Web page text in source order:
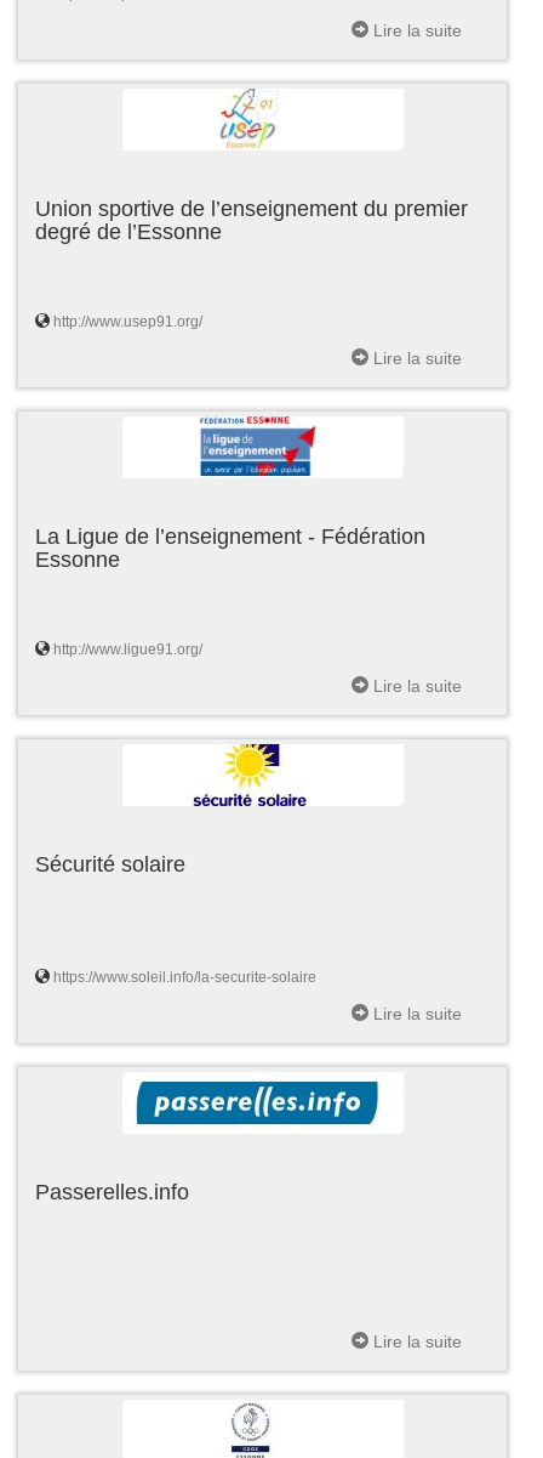
Lire la suite
Union sportive de l’enseignement du premier
degré de l’Essonne
http://www.usep91.org/
Lire la suite
La Ligue de l’enseignement - Fédération
Essonne
http://www.ligue91.org/
Lire la suite
Sécurité solaire
https://www.soleil.info/la-securite-solaire
Lire la suite
Passerelles.info
Lire la suite